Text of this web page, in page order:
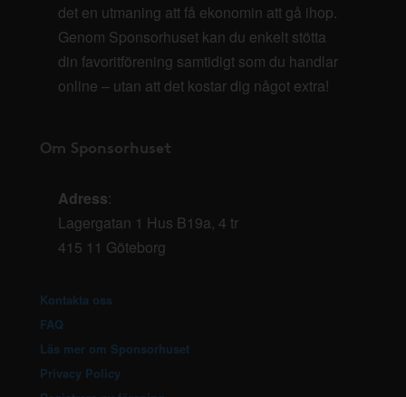
det en utmaning att få ekonomin att gå ihop.
Genom Sponsorhuset kan du enkelt stötta
din favoritförening samtidigt som du handlar
online – utan att det kostar dig något extra!
Om Sponsorhuset
Adress:
Lagergatan 1 Hus B19a, 4 tr
415 11 Göteborg
Kontakta oss
FAQ
Läs mer om Sponsorhuset
Privacy Policy